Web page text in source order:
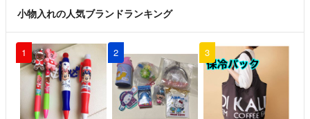
小物入れの人気ブランドランキング
1 2 3